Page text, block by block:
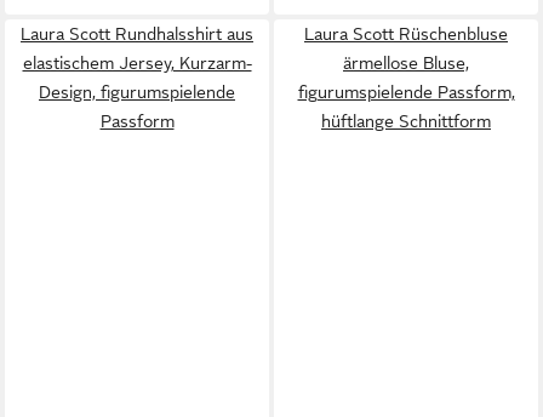
Laura Scott Rundhalsshirt aus
elastischem Jersey, Kurzarm-
Design, figurumspielende
Passform
Laura Scott Rüschenbluse
ärmellose Bluse,
figurumspielende Passform,
hüftlange Schnittform